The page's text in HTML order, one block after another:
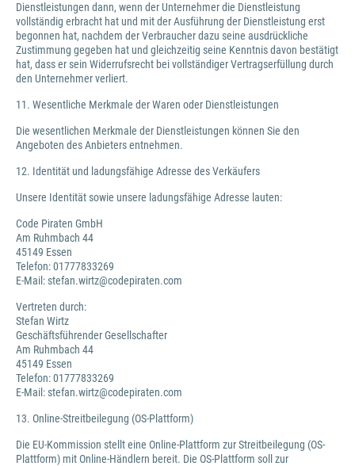
Dienstleistungen dann, wenn der Unternehmer die Dienstleistung
vollständig erbracht hat und mit der Ausführung der Dienstleistung erst
begonnen hat, nachdem der Verbraucher dazu seine ausdrückliche
Zustimmung gegeben hat und gleichzeitig seine Kenntnis davon bestätigt
hat, dass er sein Widerrufsrecht bei vollständiger Vertragserfüllung durch
den Unternehmer verliert.
11. Wesentliche Merkmale der Waren oder Dienstleistungen
Die wesentlichen Merkmale der Dienstleistungen können Sie den
Angeboten des Anbieters entnehmen.
12. Identität und ladungsfähige Adresse des Verkäufers
Unsere Identität sowie unsere ladungsfähige Adresse lauten:
Code Piraten GmbH
Am Ruhmbach 44
45149 Essen
Telefon: 01777833269
E-Mail: stefan.wirtz@codepiraten.com
Vertreten durch:
Stefan Wirtz
Geschäftsführender Gesellschafter
Am Ruhmbach 44
45149 Essen
Telefon: 01777833269
E-Mail: stefan.wirtz@codepiraten.com
13. Online-Streitbeilegung (OS-Plattform)
Die EU-Kommission stellt eine Online-Plattform zur Streitbeilegung (OS-
Plattform) mit Online-Händlern bereit. Die OS-Plattform soll zur